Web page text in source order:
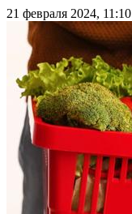
21 февраля 2024, 11:10